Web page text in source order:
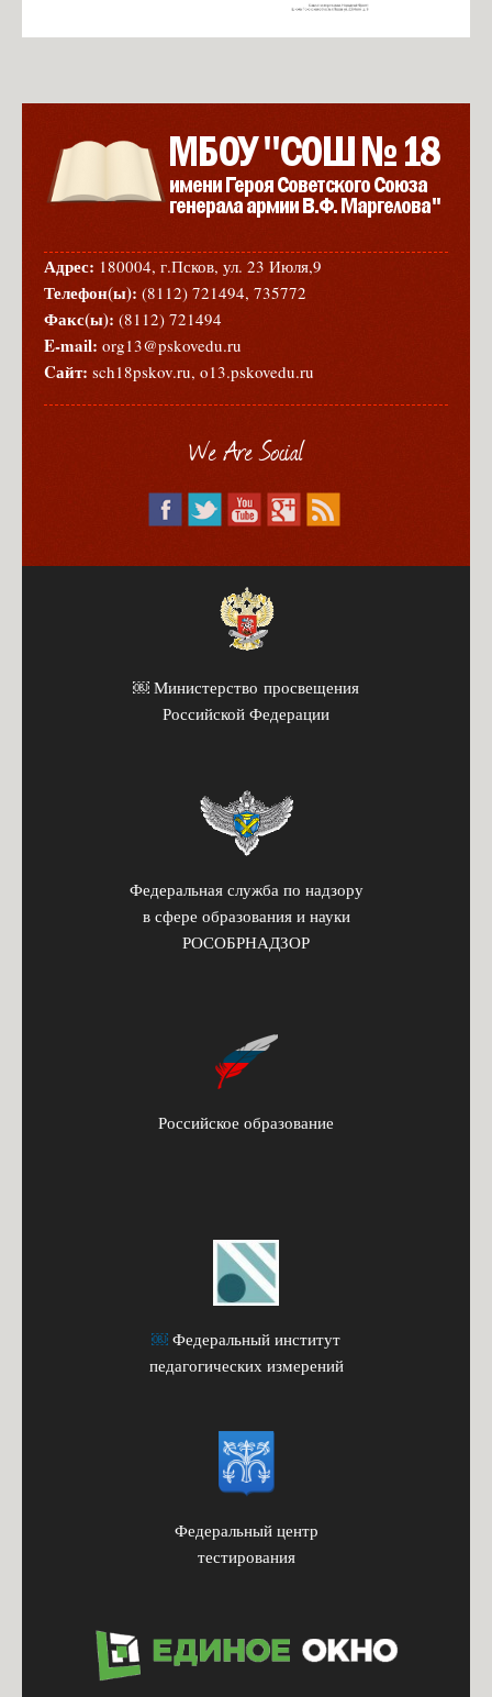
Адрес: 180004, г.Псков, ул. 23 Июля,9
Телефон(ы): (8112) 721494, 735772
Факс(ы): (8112) 721494
E-mail: org13@pskovedu.ru
Cайт: sch18pskov.ru, o13.pskovedu.ru
We Are Social
￼ Министерство просвещения
Российской Федерации
Федеральная служба по надзору
в сфере образования и науки
РОСОБРНАДЗОР
Российское образование
￼ Федеральный институт
педагогических измерений
Федеральный центр
тестирования